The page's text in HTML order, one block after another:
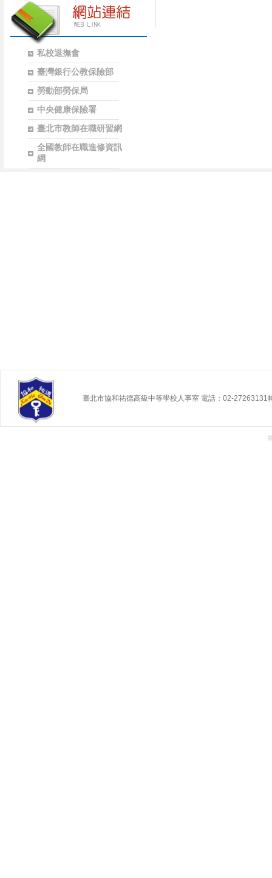
私校退撫會
臺灣銀行公教保險部
勞動部勞保局
中央健康保險署
臺北市教師在職研習網
全國教師在職進修資訊
網
臺北市協和祐德高級中等學校人事室 電話：02-